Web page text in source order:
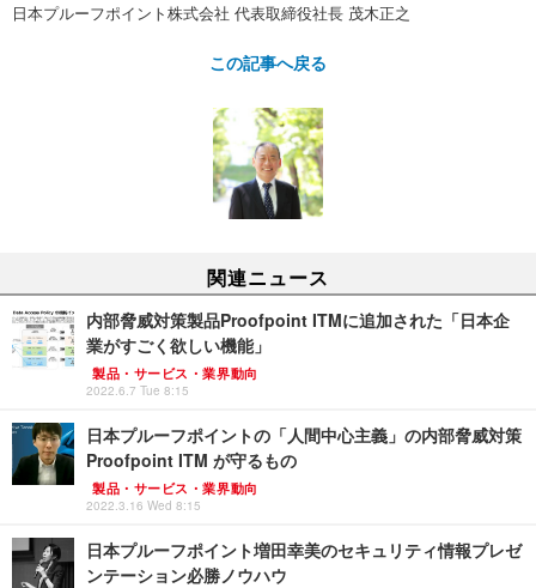
日本プルーフポイント株式会社 代表取締役社長 茂木正之
この記事へ戻る
関連ニュース
内部脅威対策製品Proofpoint ITMに追加された「日本企
業がすごく欲しい機能」
製品・サービス・業界動向
2022.6.7 Tue 8:15
日本プルーフポイントの「人間中心主義」の内部脅威対策
Proofpoint ITM が守るもの
製品・サービス・業界動向
2022.3.16 Wed 8:15
日本プルーフポイント増田幸美のセキュリティ情報プレゼ
ンテーション必勝ノウハウ